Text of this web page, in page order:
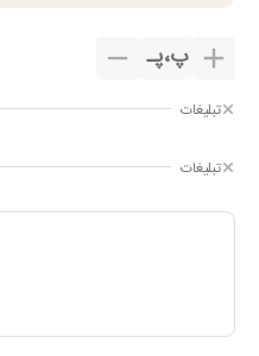
پ،پـ
تبلیغات
تبلیغات